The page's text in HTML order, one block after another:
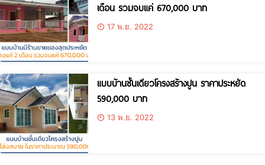
เดือน รวมจบแค่ 670,000 บาท
17 พ.ย. 2022
แบบบ้านชั้นเดียวโครงสร้างปูน ราคาประหยัด
590,000 บาท
13 พ.ย. 2022